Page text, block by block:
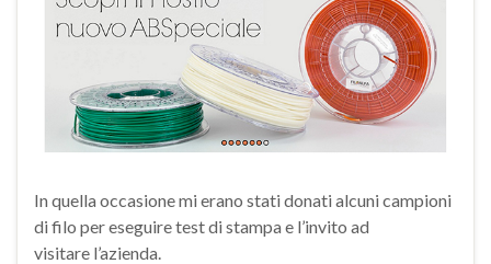
In quella occasione mi erano stati donati alcuni campioni
di filo per eseguire test di stampa e l’invito ad
visitare l’azienda.